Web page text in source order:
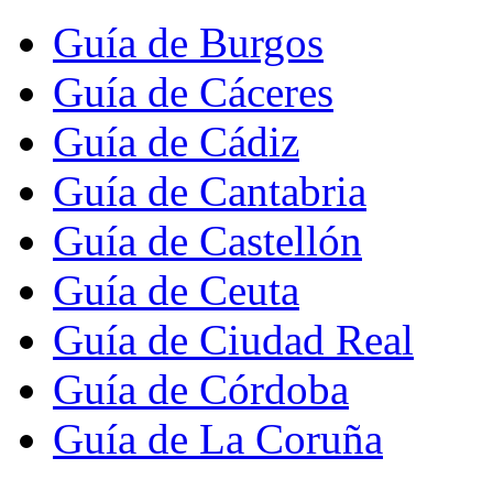
Guía de Burgos
Guía de Cáceres
Guía de Cádiz
Guía de Cantabria
Guía de Castellón
Guía de Ceuta
Guía de Ciudad Real
Guía de Córdoba
Guía de La Coruña